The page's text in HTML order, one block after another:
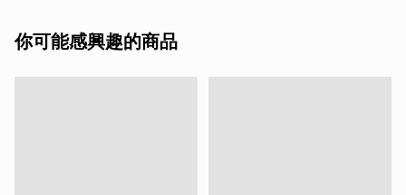
你可能感興趣的商品